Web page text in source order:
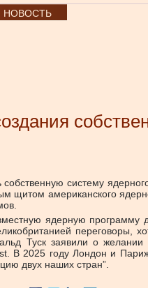
НОВОСТЬ
систему
американского
ядерную
переговоры,
Туск заявили о
2025 году Лондон и
двух наших стран”.